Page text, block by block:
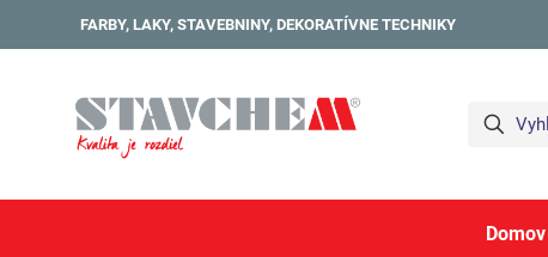
FARBY, LAKY, STAVEBNINY, DEKORATÍVNE TECHNIKY
Domov